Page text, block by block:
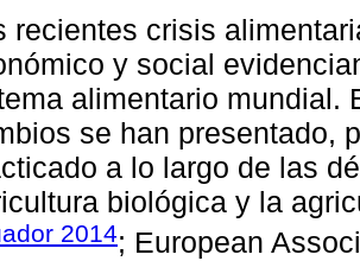
recientes crisis
y social
alimentario mundial.
se han presentado,
a lo largo de las
biológica y la
2014; European